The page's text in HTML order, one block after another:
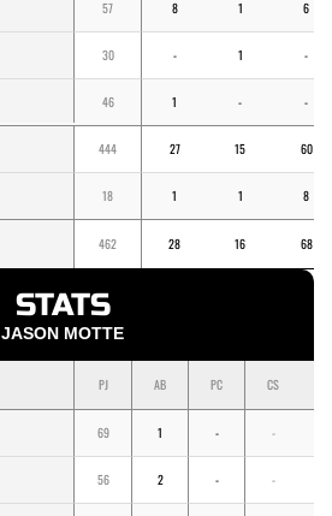
57 8 1 6
30 - 1 -
46 1 - -
444 27 15 60
18 1 1 8
462 28 16 68
STATS
JASON MOTTE
PJ AB PC CS
69 1 - -
56 2 - -